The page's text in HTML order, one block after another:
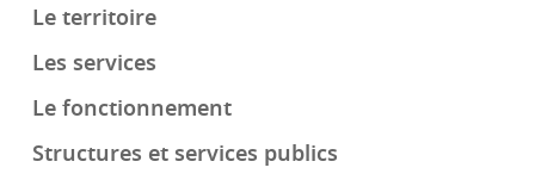
Le territoire
Les services
Le fonctionnement
Structures et services publics